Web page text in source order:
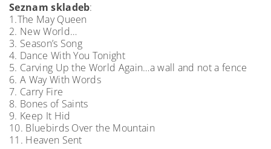
Seznam skladeb:
1.The May Queen
2. New World…
3. Season’s Song
4. Dance With You Tonight
5. Carving Up the World Again…a wall and not a fence
6. A Way With Words
7. Carry Fire
8. Bones of Saints
9. Keep It Hid
10. Bluebirds Over the Mountain
11. Heaven Sent